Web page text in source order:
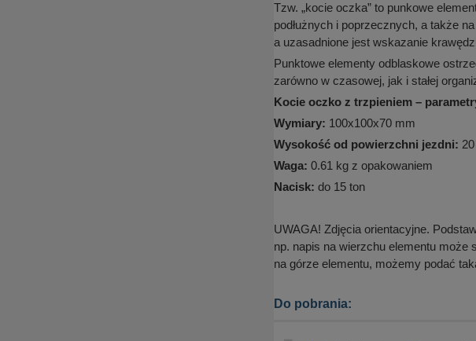
Tzw. „kocie oczka” to punkowe
podłużnych i poprzecznych, a także
a uzasadnione jest wskazanie
Punktowe elementy odblaskowe
zarówno w czasowej, jak i stałej
Kocie oczko z trzpieniem –
Wymiary: 100x100x70 mm
Wysokość od powierzchni jezdni:
Waga: 0.61 kg z opakowaniem
Nacisk: do 15 ton
UWAGA! Zdjęcia orientacyjne.
np. napis na wierzchu elementu może
na górze elementu, możemy podać
Do pobrania: